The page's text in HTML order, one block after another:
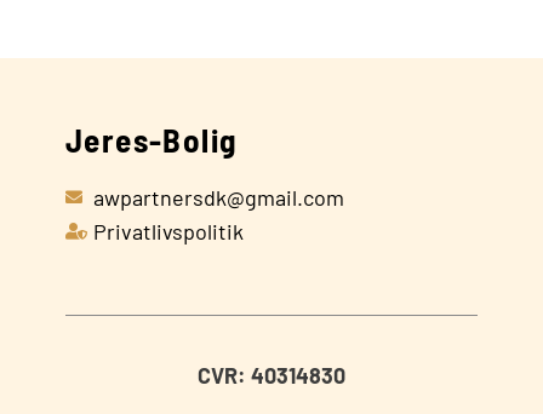
Jeres-Bolig
awpartnersdk@gmail.com
Privatlivspolitik
CVR: 40314830